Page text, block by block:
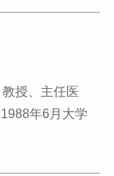
授、主任医
年6月大学